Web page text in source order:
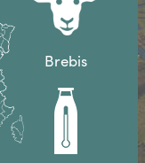
Brebis